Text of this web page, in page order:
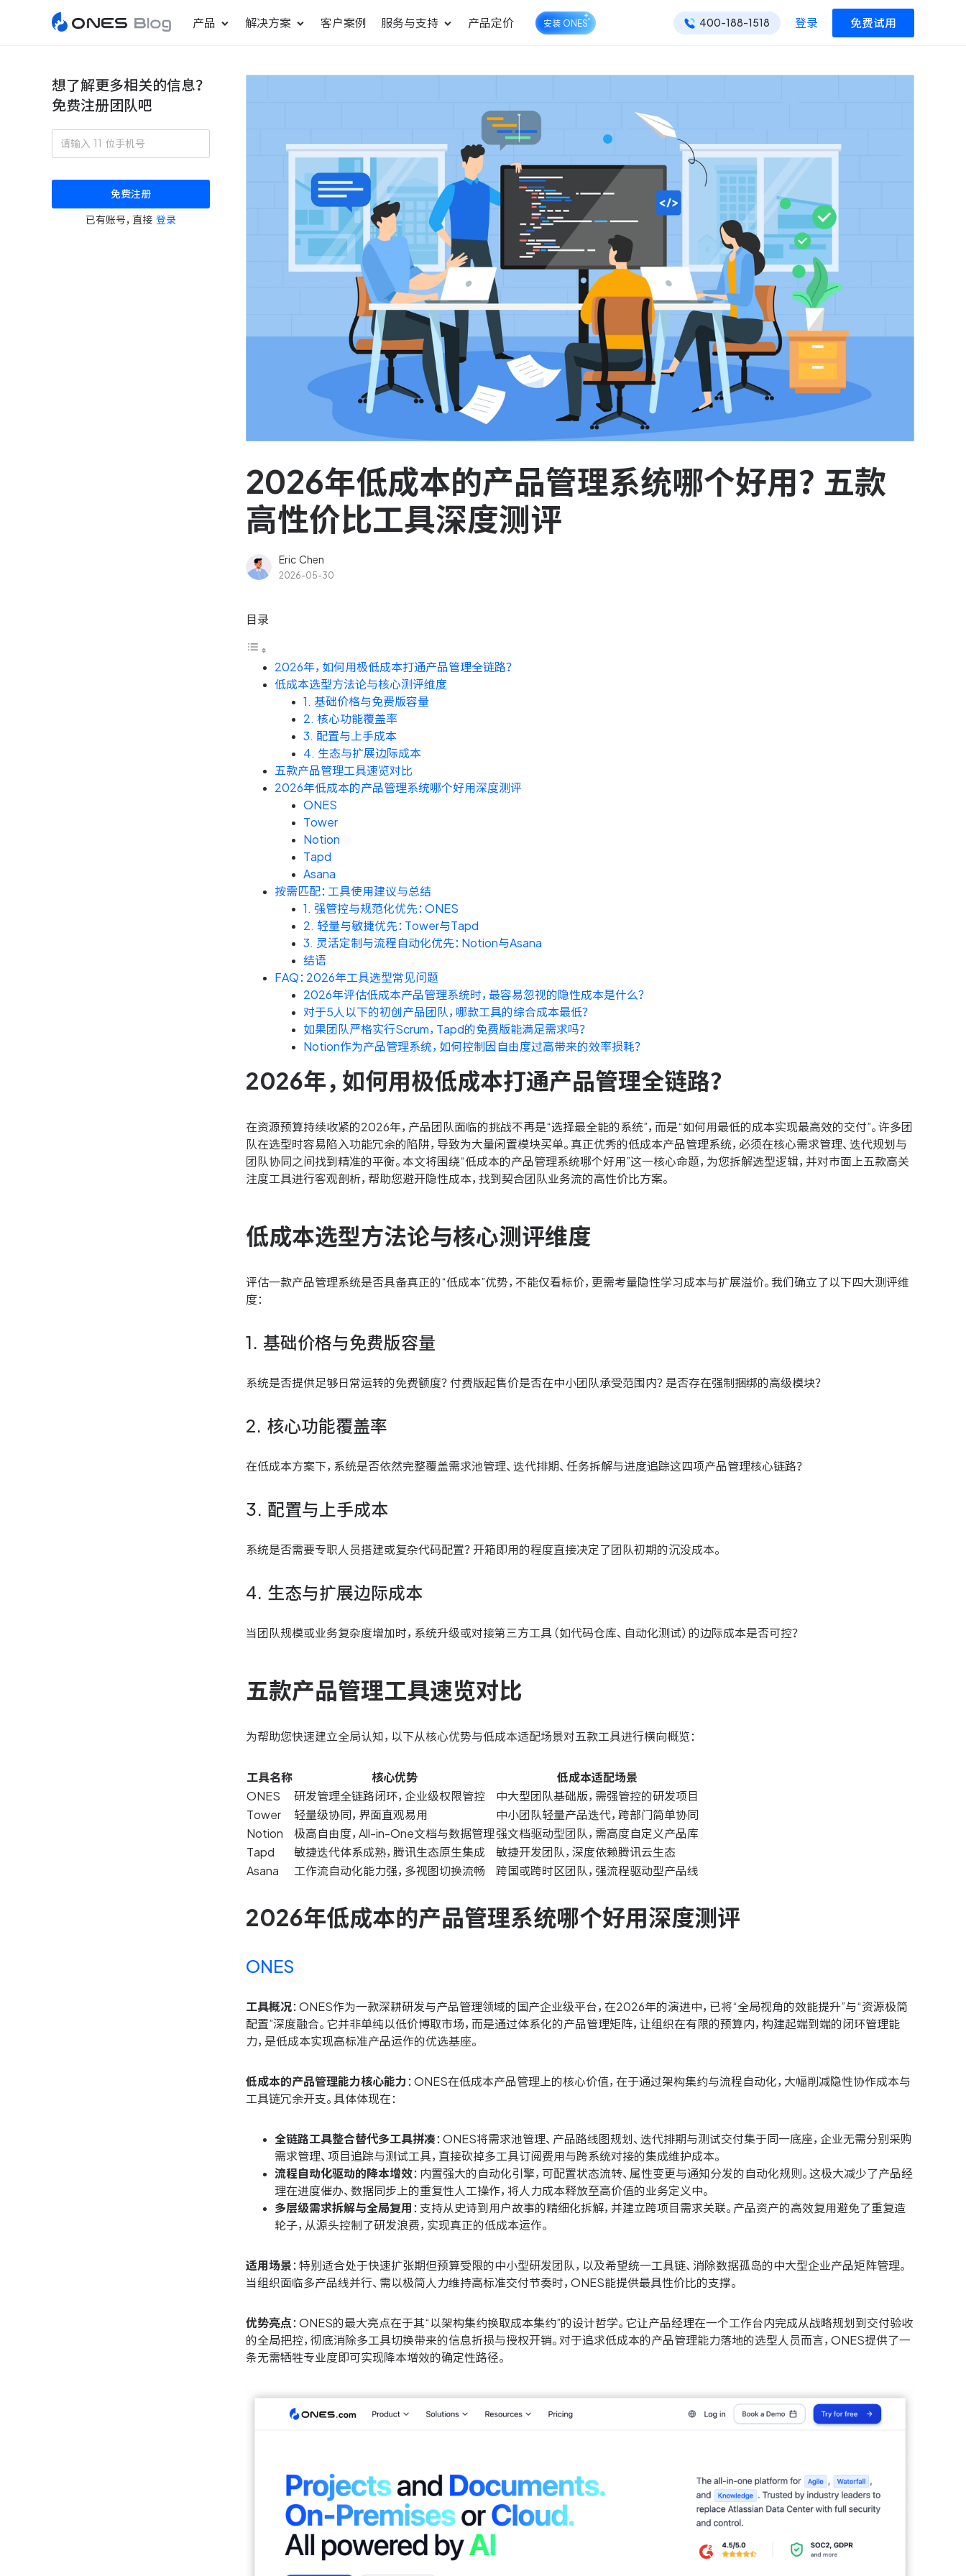
产品
ONES Desk
解决方案
更好更快地发布产品
统一管理业务信息和企业知
轻松规划项目和跟踪进度
测试管理
快速交付高质量产品
DevOps
可持续地交付端到端的价值
高效合理地规划和利用团队资
服务台和工单管理
轻松响应与解决客户反馈
驱动企业创新增长 助力车企高效研发
客户案例 服务与支持
ONES 资讯
产品定价 安装 ONES 400-188-1518 登录 免费试用
想了解更多相关的信息？
免费注册团队吧
免费注册
已有账号，直接 登录
2026年低成本的产品管理系统哪个好用？五款
高性价比工具深度测评
Eric Chen
2026-05-30
目录
2026年，如何用极低成本打通产品管理全链路？
低成本选型方法论与核心测评维度
1. 基础价格与免费版容量
2. 核心功能覆盖率
3. 配置与上手成本
4. 生态与扩展边际成本
五款产品管理工具速览对比
2026年低成本的产品管理系统哪个好用深度测评
ONES
Tower
Notion
Tapd
Asana
按需匹配：工具使用建议与总结
1. 强管控与规范化优先：ONES
2. 轻量与敏捷优先：Tower与Tapd
3. 灵活定制与流程自动化优先：Notion与Asana
结语
FAQ：2026年工具选型常见问题
2026年评估低成本产品管理系统时，最容易忽视的隐性成本是什么？
对于5人以下的初创产品团队，哪款工具的综合成本最低？
如果团队严格实行Scrum，Tapd的免费版能满足需求吗？
Notion作为产品管理系统，如何控制因自由度过高带来的效率损耗？
2026年，如何用极低成本打通产品管理全链路？
在资源预算持续收紧的2026年，产品团队面临的挑战不再是“选择最全能的系统”，而是“如何用最低的成本实现最高效的交付”。许多团
队在选型时容易陷入功能冗余的陷阱，导致为大量闲置模块买单。真正优秀的低成本产品管理系统，必须在核心需求管理、迭代规划与
团队协同之间找到精准的平衡。本文将围绕“低成本的产品管理系统哪个好用”这一核心命题，为您拆解选型逻辑，并对市面上五款高关
注度工具进行客观剖析，帮助您避开隐性成本，找到契合团队业务流的高性价比方案。
低成本选型方法论与核心测评维度
评估一款产品管理系统是否具备真正的“低成本”优势，不能仅看标价，更需考量隐性学习成本与扩展溢价。我们确立了以下四大测评维
度：
1. 基础价格与免费版容量
系统是否提供足够日常运转的免费额度？付费版起售价是否在中小团队承受范围内？是否存在强制捆绑的高级模块？
2. 核心功能覆盖率
在低成本方案下，系统是否依然完整覆盖需求池管理、迭代排期、任务拆解与进度追踪这四项产品管理核心链路？
3. 配置与上手成本
系统是否需要专职人员搭建或复杂代码配置？开箱即用的程度直接决定了团队初期的沉没成本。
4. 生态与扩展边际成本
当团队规模或业务复杂度增加时，系统升级或对接第三方工具（如代码仓库、自动化测试）的边际成本是否可控？
五款产品管理工具速览对比
为帮助您快速建立全局认知，以下从核心优势与低成本适配场景对五款工具进行横向概览：
工具名称 核心优势
低成本适配场景
ONES
研发管理全链路闭环，企业级权限管控
中大型团队基础版，需强管控的研发项目
Tower
轻量级协同，界面直观易用
中小团队轻量产品迭代，跨部门简单协同
Notion
极高自由度，All-in-One文档与数据管理强文档驱动型团队，需高度自定义产品库
Tapd
敏捷迭代体系成熟，腾讯生态原生集成
敏捷开发团队，深度依赖腾讯云生态
Asana
工作流自动化能力强，多视图切换流畅 跨国或跨时区团队，强流程驱动型产品线
2026年低成本的产品管理系统哪个好用深度测评
ONES
工具概况：ONES作为一款深耕研发与产品管理领域的国产企业级平台，在2026年的演进中，已将“全局视角的效能提升”与“资源极简
配置”深度融合。它并非单纯以低价博取市场，而是通过体系化的产品管理矩阵，让组织在有限的预算内，构建起端到端的闭环管理能
力，是低成本实现高标准产品运作的优选基座。
低成本的产品管理能力核心能力 ：ONES在低成本产品管理上的核心价值，在于通过架构集约与流程自动化，大幅削减隐性协作成本与
工具链冗余开支。具体体现在：
全链路工具整合替代多工具拼凑：ONES将需求池管理、产品路线图规划、迭代排期与测试交付集于同一底座，企业无需分别采购
需求管理、项目追踪与测试工具，直接砍掉多工具订阅费用与跨系统对接的集成维护成本。
流程自动化驱动的降本增效：内置强大的自动化引擎，可配置状态流转、属性变更与通知分发的自动化规则。这极大减少了产品经
理在进度催办、数据同步上的重复性人工操作，将人力成本释放至高价值的业务定义中。
多层级需求拆解与全局复用 ：支持从史诗到用户故事的精细化拆解，并建立跨项目需求关联。产品资产的高效复用避免了重复造
轮子，从源头控制了研发浪费，实现真正的低成本运作。
适用场景 ：特别适合处于快速扩张期但预算受限的中小型研发团队，以及希望统一工具链、消除数据孤岛的中大型企业产品矩阵管理。
当组织面临多产品线并行、需以极简人力维持高标准交付节奏时，ONES能提供最具性价比的支撑。
优势亮点 ：ONES的最大亮点在于其“以架构集约换取成本集约”的设计哲学。它让产品经理在一个工作台内完成从战略规划到交付验收
的全局把控，彻底消除多工具切换带来的信息折损与授权开销。对于追求低成本的产品管理能力落地的选型人员而言，ONES提供了一
条无需牺牲专业度即可实现降本增效的确定性路径。